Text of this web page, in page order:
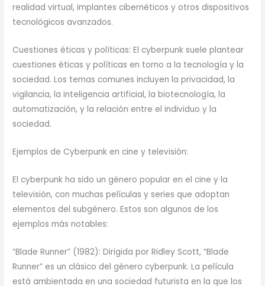
realidad virtual, implantes cibernéticos y otros dispositivos
tecnológicos avanzados.
Cuestiones éticas y políticas: El cyberpunk suele plantear
cuestiones éticas y políticas en torno a la tecnología y la
sociedad. Los temas comunes incluyen la privacidad, la
vigilancia, la inteligencia artificial, la biotecnología, la
automatización, y la relación entre el individuo y la
sociedad.
Ejemplos de Cyberpunk en cine y televisión:
El cyberpunk ha sido un género popular en el cine y la
televisión, con muchas películas y series que adoptan
elementos del subgénero. Estos son algunos de los
ejemplos más notables:
“Blade Runner” (1982): Dirigida por Ridley Scott, “Blade
Runner” es un clásico del género cyberpunk. La película
está ambientada en una sociedad futurista en la que los